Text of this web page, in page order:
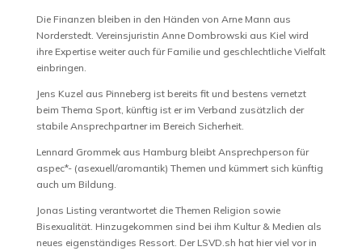
Die Finanzen bleiben in den Händen von Arne Mann aus
Norderstedt. Vereinsjuristin Anne Dombrowski aus Kiel wird
ihre Expertise weiter auch für Familie und geschlechtliche Vielfalt
einbringen.
Jens Kuzel aus Pinneberg ist bereits fit und bestens vernetzt
beim Thema Sport, künftig ist er im Verband zusätzlich der
stabile Ansprechpartner im Bereich Sicherheit.
Lennard Grommek aus Hamburg bleibt Ansprechperson für
aspec*- (asexuell/aromantik) Themen und kümmert sich künftig
auch um Bildung.
Jonas Listing verantwortet die Themen Religion sowie
Bisexualität. Hinzugekommen sind bei ihm Kultur & Medien als
neues eigenständiges Ressort. Der LSVD.sh hat hier viel vor in